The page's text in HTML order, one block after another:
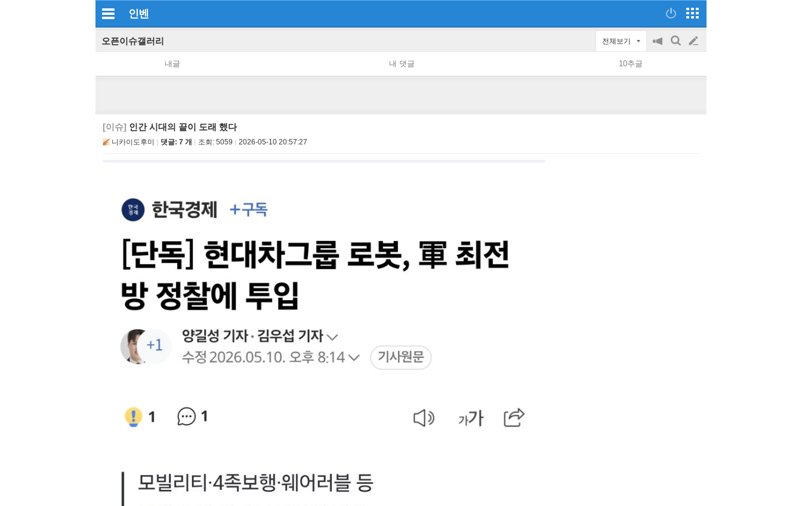
인벤
오픈이슈갤러리 전체보기
공
on/off
검
글
쓰
내글 내 댓글 10추글
[이슈] 인간 시대의 끝이 도래 했다
니카이도후미 댓글: 7 개 조회: 5059 2026-05-10 20:57:27